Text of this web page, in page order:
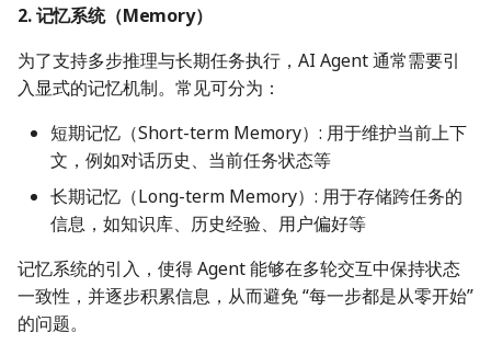
2. 记忆系统（Memory）
为了支持多步推理与长期任务执行，AI Agent 通常需要引
入显式的记忆机制。常见可分为：
短期记忆（Short-term Memory）: 用于维护当前上下
文，例如对话历史、当前任务状态等
长期记忆（Long-term Memory）: 用于存储跨任务的
信息，如知识库、历史经验、用户偏好等
记忆系统的引入，使得 Agent 能够在多轮交互中保持状态
一致性，并逐步积累信息，从而避免 “每一步都是从零开始”
的问题。